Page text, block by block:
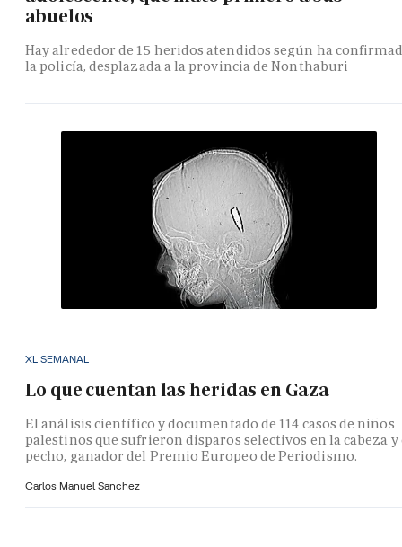
abuelos
Hay alrededor de 15 heridos atendidos según ha
la policía, desplazada a la provincia de Nonthaburi
XL SEMANAL
Lo que cuentan las heridas en Gaza
El análisis científico y documentado de 114 casos de niños
palestinos que sufrieron disparos selectivos en la cabeza y
pecho, ganador del Premio Europeo de Periodismo.
Carlos Manuel Sanchez